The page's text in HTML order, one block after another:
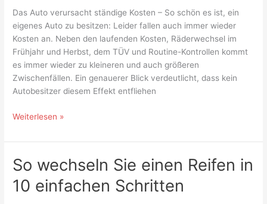
Das Auto verursacht ständige Kosten – So schön es ist, ein
eigenes Auto zu besitzen: Leider fallen auch immer wieder
Kosten an. Neben den laufenden Kosten, Räderwechsel im
Frühjahr und Herbst, dem TÜV und Routine-Kontrollen kommt
es immer wieder zu kleineren und auch größeren
Zwischenfällen. Ein genauerer Blick verdeutlicht, dass kein
Autobesitzer diesem Effekt entfliehen
Weiterlesen »
So wechseln Sie einen Reifen in
10 einfachen Schritten
So
wechseln
Sie